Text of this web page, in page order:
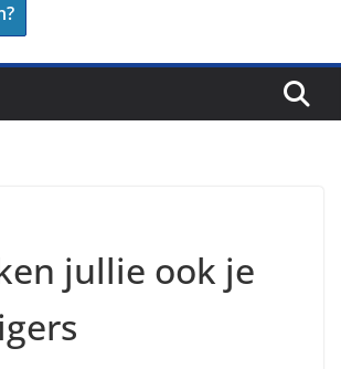
jullie ook je